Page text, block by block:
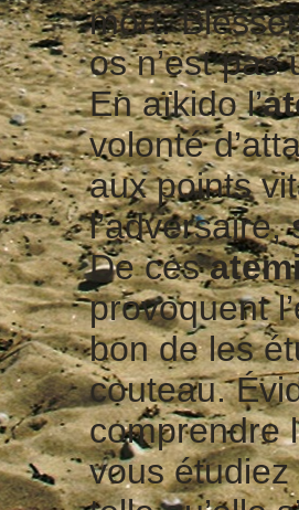
mort.
os n’est pas
En aïkido l’
volonté
aux points
l’adversaire,
De ces
provoquent
bon de les
couteau.
comprendre
vous étudiez